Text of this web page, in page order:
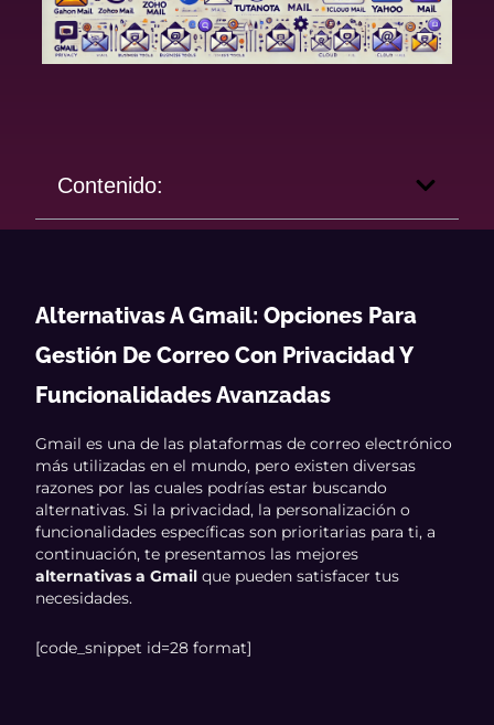
Alternativas A Gmail: Opciones Para
Gestión De Correo Con Privacidad Y
Funcionalidades Avanzadas
Gmail es una de las plataformas de correo electrónico
más utilizadas en el mundo, pero existen diversas
razones por las cuales podrías estar buscando
alternativas. Si la privacidad, la personalización o
funcionalidades específicas son prioritarias para ti, a
continuación, te presentamos las mejores
alternativas a Gmail que pueden satisfacer tus
necesidades.
[code_snippet id=28 format]
Contenido: